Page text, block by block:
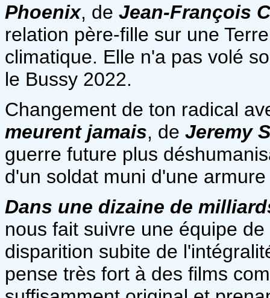
Phoenix, de Jean-François
relation père-fille sur une
climatique. Elle n'a pas volé
le Bussy 2022.
Changement de ton radical
meurent jamais, de Jeremy
guerre future plus
d'un soldat muni d'une
Dans une dizaine de
nous fait suivre une équipe
disparition subite de
pense très fort à des films